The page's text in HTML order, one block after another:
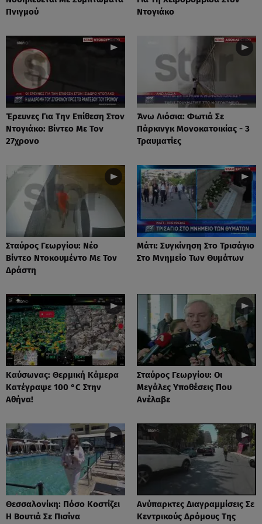
Πνιγμού
Ντογιάκο
Έρευνες Για Την Επίθεση Στον
Ντογιάκο: Βίντεο Με Τον
27χρονο
Άνω Λιόσια: Φωτιά Σε
Πάρκινγκ Μονοκατοικίας - 3
Τραυματίες
Σταύρος Γεωργίου: Νέο
Βίντεο Ντοκουμέντο Με Τον
Δράστη
Μάτι: Συγκίνηση Στο Τρισάγιο
Στο Μνημείο Των Θυμάτων
Καύσωνας: Θερμική Κάμερα
Κατέγραψε 100 °C Στην
Αθήνα!
Σταύρος Γεωργίου: Οι
Μεγάλες Υποθέσεις Που
Ανέλαβε
Θεσσαλονίκη: Πόσο Κοστίζει
Η Βουτιά Σε Πισίνα
Ανύπαρκτες Διαγραμμίσεις Σε
Κεντρικούς Δρόμους Της